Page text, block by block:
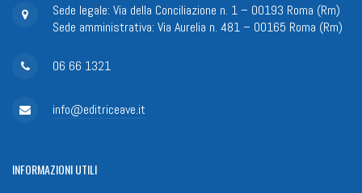
Sede legale: Via della Conciliazione n. 1 – 00193 Roma (Rm)
Sede amministrativa: Via Aurelia n. 481 – 00165 Roma (Rm)
06 66 1321
info@editriceave.it
INFORMAZIONIUTILI